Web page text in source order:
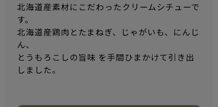
北海道産素材にこだわったクリームシチューで
す。
北海道産鶏肉とたまねぎ、じゃがいも、にんじ
ん、
とうもろこしの旨味 を手間ひまかけて引き出
しました。